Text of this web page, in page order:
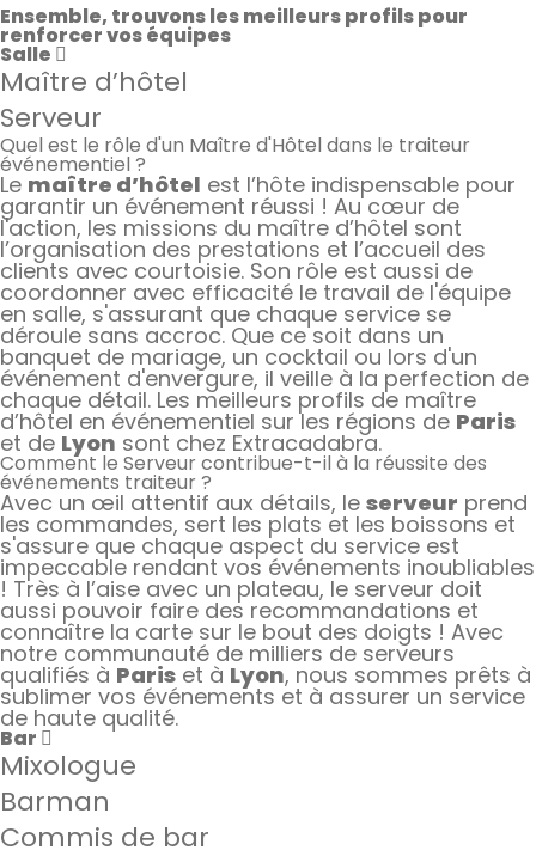
Ensemble, trouvons les meilleurs profils pour
renforcer vos équipes
Salle
Maître d’hôtel
Serveur
Quel est le rôle d'un Maître d'Hôtel dans le traiteur
événementiel ?
Le maître d’hôtel est l’hôte indispensable pour
garantir un événement réussi ! Au cœur de
l'action, les missions du maître d’hôtel sont
l’organisation des prestations et l’accueil des
clients avec courtoisie. Son rôle est aussi de
coordonner avec efficacité le travail de l'équipe
en salle, s'assurant que chaque service se
déroule sans accroc. Que ce soit dans un
banquet de mariage, un cocktail ou lors d'un
événement d'envergure, il veille à la perfection de
chaque détail. Les meilleurs profils de maître
d’hôtel en événementiel sur les régions de Paris
et de Lyon sont chez Extracadabra.
Comment le Serveur contribue-t-il à la réussite des
événements traiteur ?
Avec un œil attentif aux détails, le serveur prend
les commandes, sert les plats et les boissons et
s'assure que chaque aspect du service est
impeccable rendant vos événements inoubliables
! Très à l’aise avec un plateau, le serveur doit
aussi pouvoir faire des recommandations et
connaître la carte sur le bout des doigts ! Avec
notre communauté de milliers de serveurs
qualifiés à Paris et à Lyon, nous sommes prêts à
sublimer vos événements et à assurer un service
de haute qualité.
Bar
Mixologue
Barman
Commis de bar